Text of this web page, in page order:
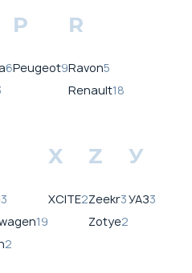
6
P
Peugeot9
R
Ravon5
Renault18
3
19
2
X
XCITE2
Z
Zeekr3
Zotye2
У
УАЗ3